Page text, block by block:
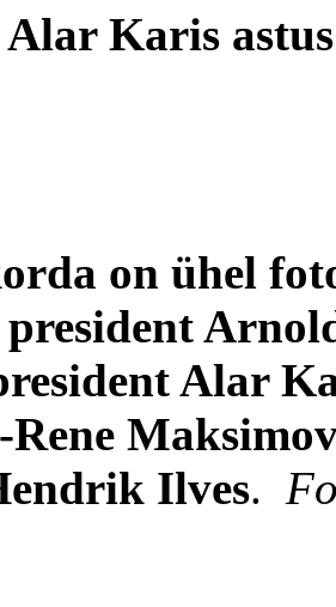
Karis
on ühel
Alar
Ilves.